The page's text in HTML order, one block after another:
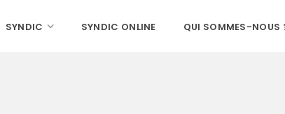
SYNDIC SYNDIC ONLINE QUI SOMMES-NOUS